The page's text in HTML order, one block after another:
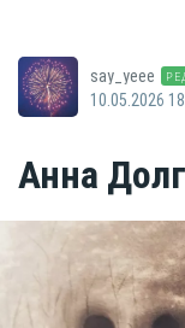
say_yeee
10.05.2026
Анна